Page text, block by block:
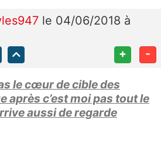
le 04/06/2018 à
+ -
le cœur de cible des
après c’est moi pas tout le
aussi de regarde